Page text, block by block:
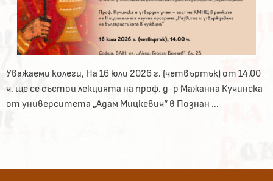
Уважаеми колеги, На 16 юли 2026 г. (четвъртък) от 14.00
ч. ще се състои лекцията на проф. д-р Мажанна Кучинска
от университета „Адам Мицкевич“ в Познан ...